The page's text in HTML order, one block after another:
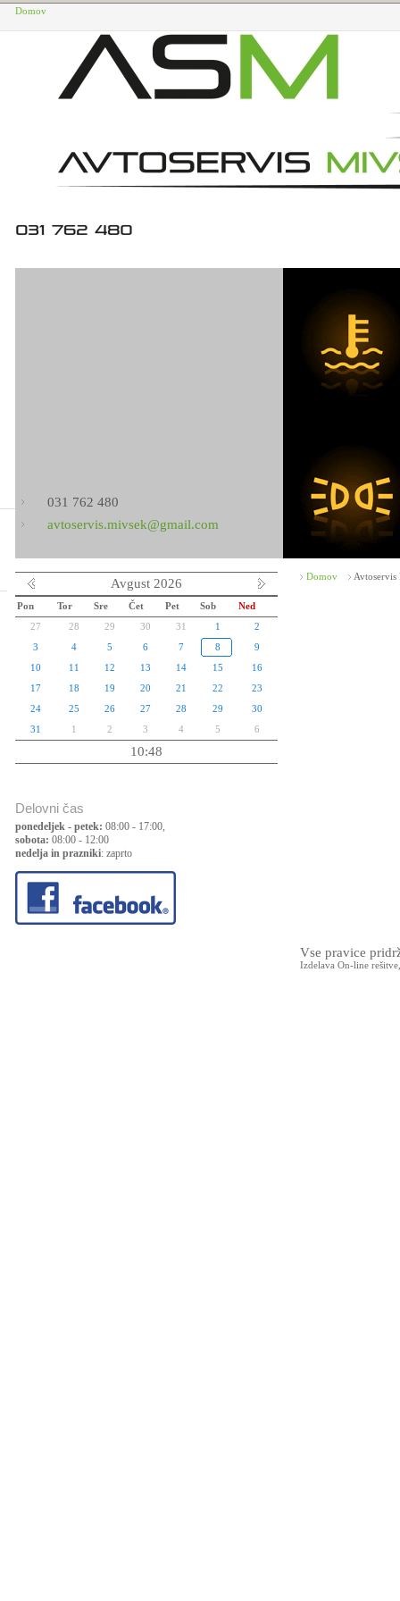
Domov
031 762 480
avtoservis.mivsek@gmail.com
Avgust 2026
Pon Tor Sre Čet Pet Sob Ned
27 28 29 30 31 1 2
3 4 5 6 7 8 9
10 11 12 13 14 15 16
17 18 19 20 21 22 23
24 25 26 27 28 29 30
31 1 2 3 4 5 6
10:48
Delovni čas
ponedeljek - petek: 08:00 - 17:00,
sobota: 08:00 - 12:00
nedelja in prazniki: zaprto
Domov Avtoservis
Vse pravice
Izdelava On-line